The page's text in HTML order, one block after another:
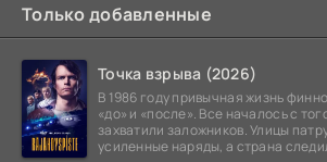
Только добавленные
Точка взрыва (2026)
В 1986 году привычная жизнь
«до» и «после». Все началось с
захватили заложников. Улицы
усиленные наряды, а страна